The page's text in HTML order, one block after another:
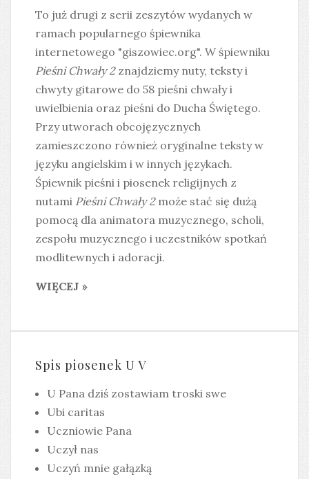
To już drugi z serii zeszytów wydanych w
ramach popularnego śpiewnika
internetowego "giszowiec.org". W śpiewniku
Pieśni Chwały 2znajdziemy nuty, teksty i
chwyty gitarowe do 58 pieśni chwały i
uwielbienia oraz pieśni do Ducha Świętego.
Przy utworach obcojęzycznych
zamieszczono również oryginalne teksty w
języku angielskim i w innych językach.
Śpiewnik pieśni i piosenek religijnych z
nutami Pieśni Chwały 2może stać się dużą
pomocą dla animatora muzycznego, scholi,
zespołu muzycznego i uczestników spotkań
modlitewnych i adoracji.
WIĘCEJ »
Spis piosenek U V
U Pana dziś zostawiam troski swe
Ubi caritas
Uczniowie Pana
Uczył nas
Uczyń mnie gałązką